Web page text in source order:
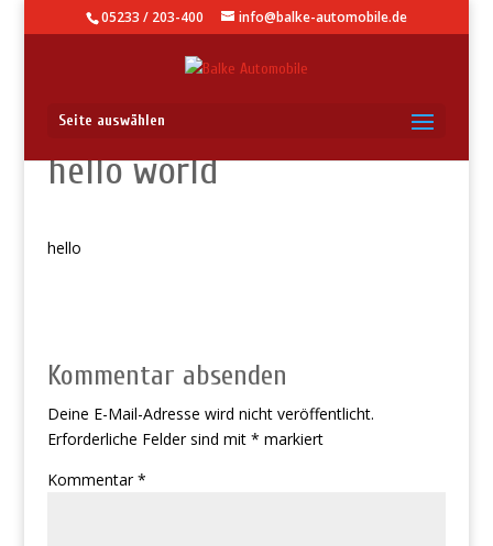
05233 / 203-400 info@balke-automobile.de
Seite auswählen
hello world
hello
Kommentar absenden
Deine E-Mail-Adresse wird nicht veröffentlicht.
Erforderliche Felder sind mit * markiert
Kommentar*